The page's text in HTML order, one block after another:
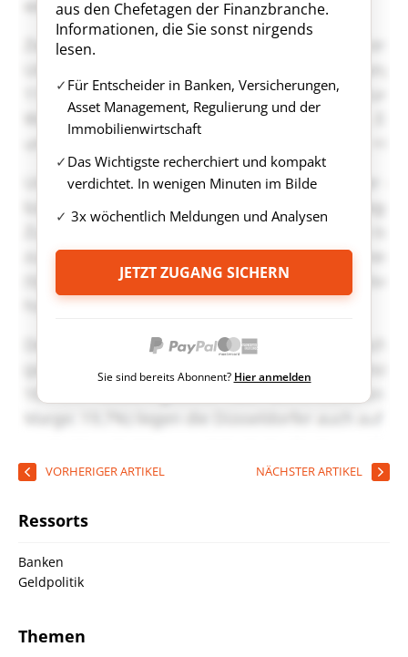
aus den Chefetagen der Finanzbranche.
Informationen, die Sie sonst nirgends
lesen.
Für Entscheider in Banken, Versicherungen,
Asset Management, Regulierung und der
Immobilienwirtschaft
Das Wichtigste recherchiert und kompakt
verdichtet. In wenigen Minuten im Bilde
3x wöchentlich Meldungen und Analysen
JETZT ZUGANG SICHERN
Sie sind bereits Abonnent? Hier anmelden
VORHERIGER ARTIKEL NÄCHSTER ARTIKEL
Ressorts
Banken
Geldpolitik
Themen